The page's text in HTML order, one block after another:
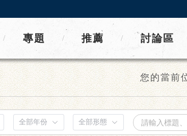
/ 專題 / 推薦 / 討論區
您的當前